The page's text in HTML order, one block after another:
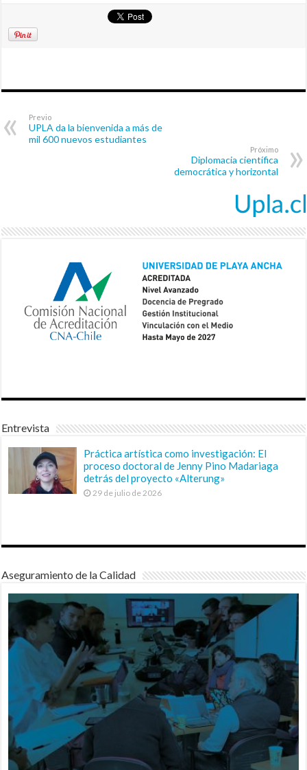
Previo
UPLA da la bienvenida a más de
mil 600 nuevos estudiantes
Próximo
Diplomacia científica
democrática y horizontal
Entrevista
Práctica artística como investigación: El
proceso doctoral de Jenny Pino Madariaga
detrás del proyecto «Alterung»
29 de julio de 2026
Aseguramiento de la Calidad